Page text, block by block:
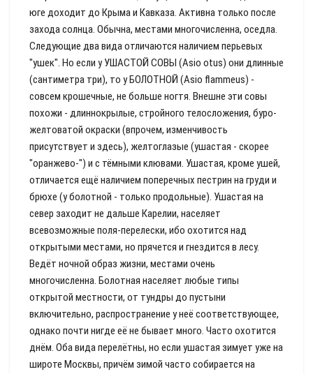
юге доходит до Крыма и Кавказа. Активна только после
захода солнца. Обычна, местами многочисленна, оседла.
Следующие два вида отличаются наличием перьевых
"ушек". Но если у УШАСТОЙ СОВЫ (Asio otus) они длинные
(сантиметра три), то у БОЛОТНОЙ (Asio flammeus) -
совсем крошечные, не больше ногтя. Внешне эти совы
похожи - длиннокрылые, стройного телосложения, буро-
желтоватой окраски (впрочем, изменчивость
присутствует и здесь), желтоглазые (ушастая - скорее
"оранжево-") и с тёмными клювами. Ушастая, кроме ушей,
отличается ещё наличием поперечных пестрин на груди и
брюхе (у болотной - только продольные). Ушастая на
север заходит не дальше Карелии, населяет
всевозможные поля-перелески, ибо охотится над
открытыми местами, но прячется и гнездится в лесу.
Ведёт ночной образ жизни, местами очень
многочисленна. Болотная населяет любые типы
открытой местности, от тундры до пустыни
включительно, распространение у неё соответствующее,
однако почти нигде её не бывает много. Часто охотится
днём. Оба вида перелётны, но если ушастая зимует уже на
широте Москвы, причём зимой часто собирается на